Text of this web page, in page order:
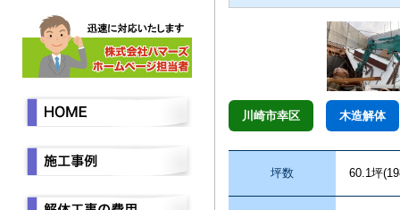
川崎市幸区 木造解体
坪数 60.1坪